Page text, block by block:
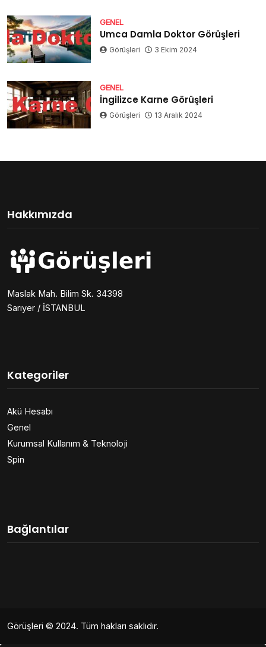
GENEL
Umca Damla Doktor Görüşleri
Görüşleri 3 Ekim 2024
GENEL
İngilizce Karne Görüşleri
Görüşleri 13 Aralık 2024
Hakkımızda
Maslak Mah. Bilim Sk. 34398
Sarıyer / İSTANBUL
Kategoriler
Akü Hesabı
Genel
Kurumsal Kullanım & Teknoloji
Spin
Bağlantılar
Görüşleri © 2024. Tüm hakları saklıdır.